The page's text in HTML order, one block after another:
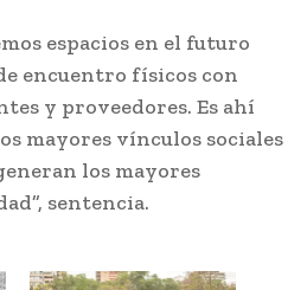
espacios en el futuro
encuentro físicos con
y proveedores. Es ahí
mayores vínculos sociales
los mayores
sentencia.